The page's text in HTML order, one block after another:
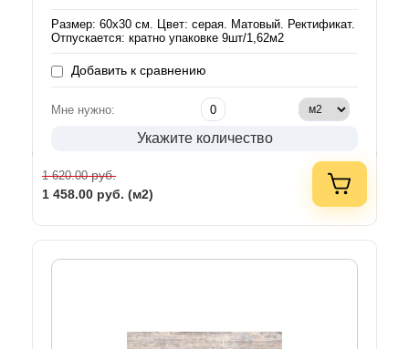
Размер: 60х30 см. Цвет: серая. Матовый. Ректификат.
Отпускается: кратно упаковке 9шт/1,62м2
Добавить к сравнению
Мне нужно:
Укажите количество
1 620.00руб.
1 458.00 руб. (м2)